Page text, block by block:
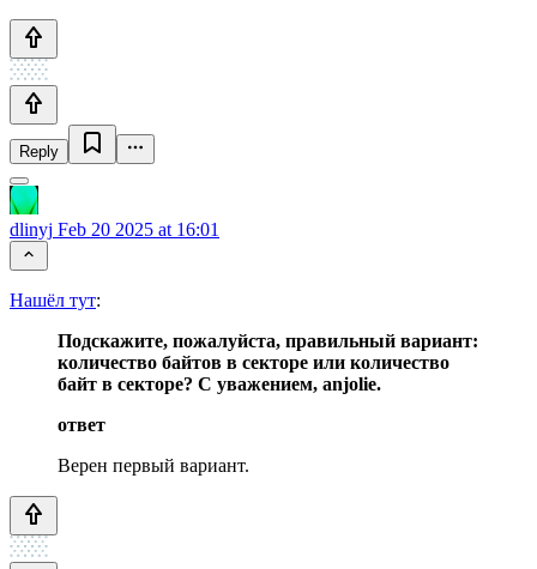
Reply
dlinyj Feb 20 2025 at 16:01
Нашёл тут:
Подскажите, пожалуйста, правильный вариант:
количество байтов в секторе или количество
байт в секторе? С уважением, anjolie.
ответ
Верен первый вариант.